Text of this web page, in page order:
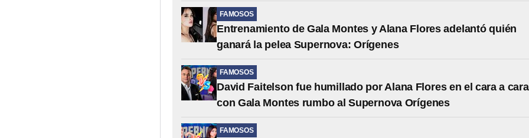
FAMOSOS
Entrenamiento de Gala Montes y Alana Flores adelantó quién
ganará la pelea Supernova: Orígenes
FAMOSOS
David Faitelson fue humillado por Alana Flores en el cara a cara
con Gala Montes rumbo al Supernova Orígenes
FAMOSOS